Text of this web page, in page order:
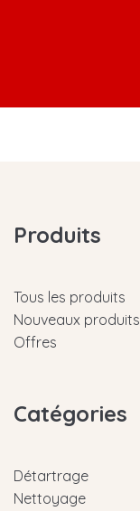
Produits
Tous les produits
Nouveaux produits
Offres
Catégories
Détartrage
Nettoyage